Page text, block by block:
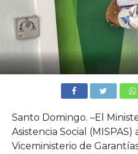
Santo Domingo. –El
Asistencia Social (MISPAS)
Viceministerio de